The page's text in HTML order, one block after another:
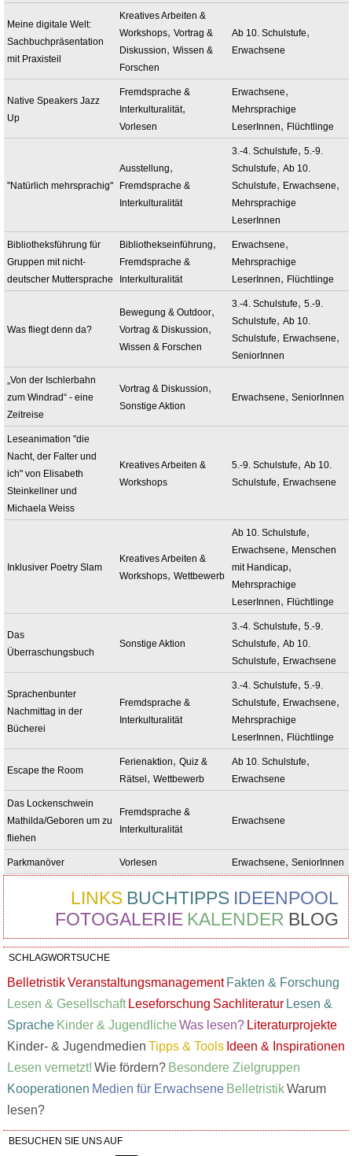
Meine digitale Welt:
Sachbuchpräsentation
mit Praxisteil
Kreatives Arbeiten &
Workshops,Vortrag &
Diskussion,Wissen &
Forschen
Ab 10. Schulstufe,
Erwachsene
Native Speakers Jazz
Up
Fremdsprache &
Interkulturalität,
Vorlesen
Erwachsene,
Mehrsprachige
LeserInnen, Flüchtlinge
"Natürlich mehrsprachig"
Ausstellung,
Fremdsprache &
Interkulturalität
3.-4. Schulstufe,5.-9.
Schulstufe,Ab 10.
Schulstufe, Erwachsene,
Mehrsprachige
LeserInnen
Bibliotheksführung für
Gruppen mit nicht-
deutscher Muttersprache
Bibliothekseinführung,
Fremdsprache &
Interkulturalität
Erwachsene,
Mehrsprachige
LeserInnen, Flüchtlinge
Was fliegt denn da?
Bewegung & Outdoor,
Vortrag & Diskussion,
Wissen & Forschen
3.-4. Schulstufe,5.-9.
Schulstufe,Ab 10.
Schulstufe, Erwachsene,
SeniorInnen
„Von der Ischlerbahn
zum Windrad“ - eine
Zeitreise
Vortrag & Diskussion,
Sonstige Aktion
Erwachsene,SeniorInnen
Leseanimation "die
Nacht, der Falter und
ich" von Elisabeth
Steinkellner und
Michaela Weiss
Kreatives Arbeiten &
Workshops
5.-9. Schulstufe,Ab 10.
Schulstufe, Erwachsene
Inklusiver Poetry Slam
Kreatives Arbeiten &
Workshops,Wettbewerb
Ab 10. Schulstufe,
Erwachsene, Menschen
mit Handicap,
Mehrsprachige
LeserInnen, Flüchtlinge
Das
Überraschungsbuch
Sonstige Aktion
3.-4. Schulstufe,5.-9.
Schulstufe,Ab 10.
Schulstufe, Erwachsene
Sprachenbunter
Nachmittag in der
Bücherei
Fremdsprache &
Interkulturalität
3.-4. Schulstufe,5.-9.
Schulstufe, Erwachsene,
Mehrsprachige
LeserInnen, Flüchtlinge
Escape the Room
Ferienaktion,Quiz &
Rätsel,Wettbewerb
Ab 10. Schulstufe,
Erwachsene
Das Lockenschwein
Mathilda/Geboren um zu
fliehen
Fremdsprache &
Interkulturalität
Erwachsene
Parkmanöver Vorlesen Erwachsene,SeniorInnen
IDEENPOOL
BUCHTIPPS
LINKS
BLOG
KALENDER
FOTOGALERIE
SCHLAGWORTSUCHE
Belletristik Veranstaltungsmanagement Fakten & Forschung
Lesen & Gesellschaft Leseforschung Sachliteratur Lesen &
Sprache Kinder & Jugendliche Was lesen? Literaturprojekte
Kinder- & Jugendmedien Tipps & Tools Ideen & Inspirationen
Lesen vernetzt! Wie fördern? Besondere Zielgruppen
Kooperationen Medien für Erwachsene Belletristik Warum
lesen?
BESUCHEN SIE UNS AUF